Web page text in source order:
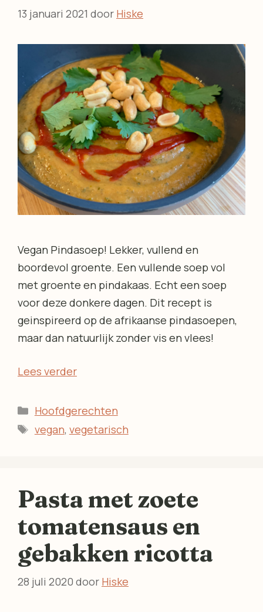
13 januari 2021 door Hiske
Vegan Pindasoep! Lekker, vullend en
boordevol groente. Een vullende soep vol
met groente en pindakaas. Echt een soep
voor deze donkere dagen. Dit recept is
geinspireerd op de afrikaanse pindasoepen,
maar dan natuurlijk zonder vis en vlees!
Lees verder
Categorieën
Hoofdgerechten
Tags
vegan, vegetarisch
Pasta met zoete
tomatensaus en
gebakken ricotta
28 juli 2020 door Hiske